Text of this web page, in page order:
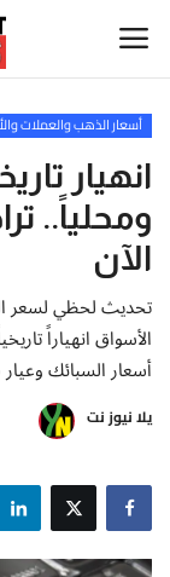
أخبار العالم
أخبار الوطن العربي
سياسة واقتصاد
رياضة
ثقافة وفن
صحة ولياقة
أسعار الذهب والعملات
انهيار
الآن
أسعار السبائك وعيار 925.
يلا نيوز نت